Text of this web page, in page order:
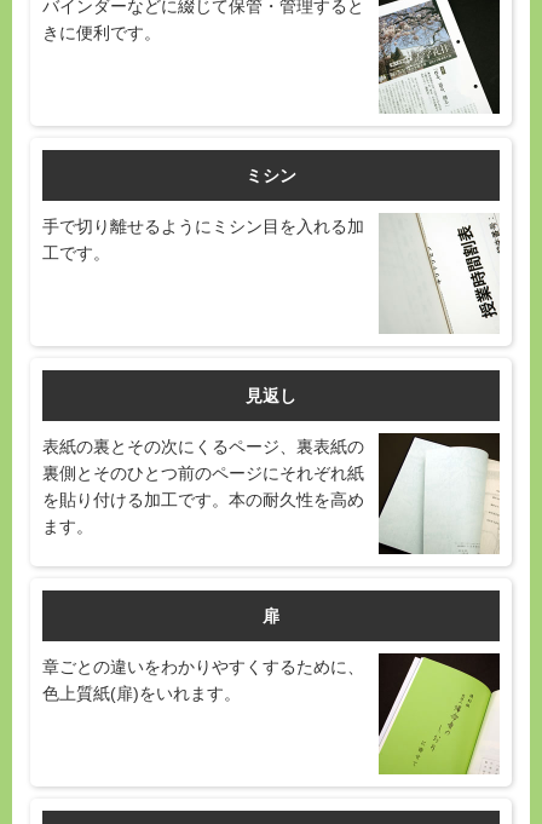
バインダーなどに綴じて保管・管理すると
きに便利です。
ミシン
手で切り離せるようにミシン目を入れる加
工です。
見返し
表紙の裏とその次にくるページ、裏表紙の
裏側とそのひとつ前のページにそれぞれ紙
を貼り付ける加工です。本の耐久性を高め
ます。
扉
章ごとの違いをわかりやすくするために、
色上質紙(扉)をいれます。